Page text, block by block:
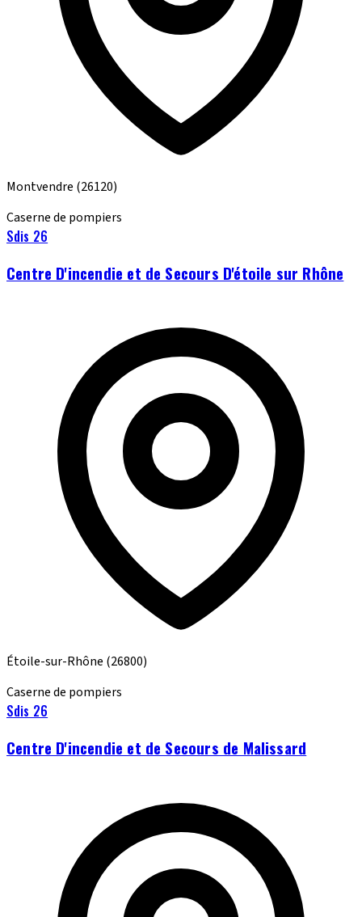
Montvendre (26120)
Caserne de pompiers
Sdis 26
Centre D'incendie et de Secours D'étoile sur Rhône
Étoile-sur-Rhône (26800)
Caserne de pompiers
Sdis 26
Centre D'incendie et de Secours de Malissard